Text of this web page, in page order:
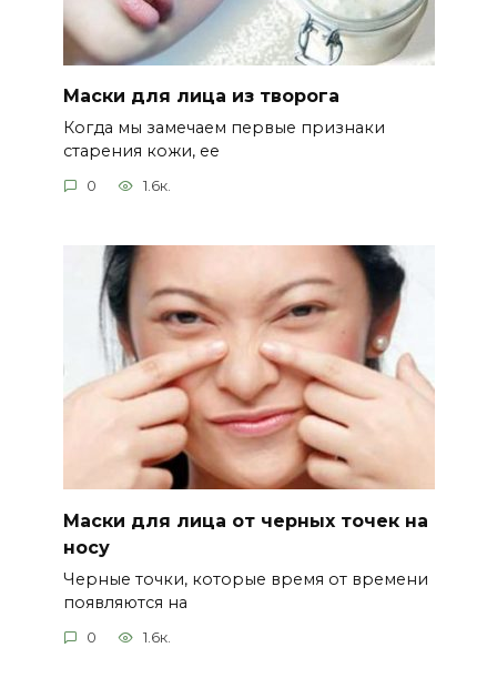
Маски для лица из творога
Когда мы замечаем первые признаки
старения кожи, ее
0 1.6к.
Маски для лица от черных точек на
носу
Черные точки, которые время от времени
появляются на
0 1.6к.